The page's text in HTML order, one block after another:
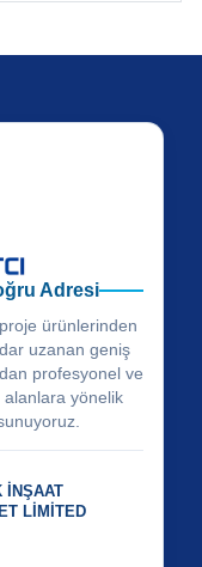
Adresi
ürünlerinden
uzanan geniş
profesyonel ve
alanlara yönelik
İNŞAAT
LİMİTED